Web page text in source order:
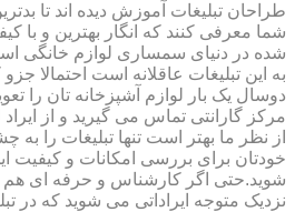
طراحان تبلیغات آموزش دیده اند تا
شما معرفی کنند که انگار بهترین و با
شده در دنیای سمساری لوازم خانگی
به این تبلیغات عاقلانه است احتمالا
دوسال یک بار لوازم آشپزخانه تان را
مرکز گارانتی تماس می گیرید و از ایراد
از نظر ما بهتر است تنها تبلیغات را به
خودتان برای بررسی امکانات و کیفیت
شوید.حتی اگر کارشناس و حرفه ای هم
نزدیک متوجه ایراداتی می شوید که در